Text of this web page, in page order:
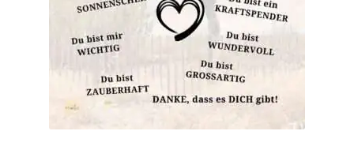
Über Wohlzeit
Versandarten
Vertrag widerrufen
Widerrufsbelehrung